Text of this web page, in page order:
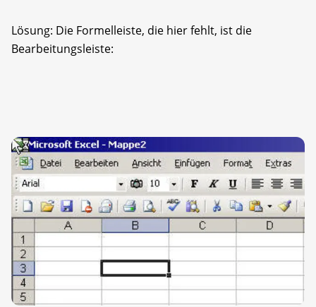
Lösung: Die Formelleiste, die hier fehlt, ist die
Bearbeitungsleiste: